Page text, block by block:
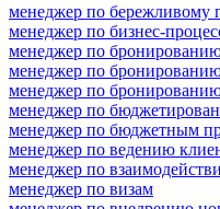
менеджер по бережливому
менеджер по бизнес-
менеджер по
менеджер по
менеджер по
менеджер по
менеджер по бюджетным
менеджер по ведению
менеджер по
менеджер по визам